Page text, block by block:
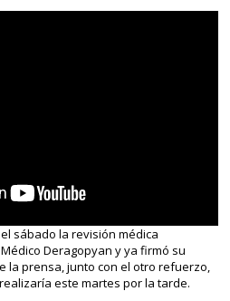
sábado la revisión médica
Deragopyan y ya firmó su
la prensa, junto con el otro refuerzo,
este martes por la tarde.